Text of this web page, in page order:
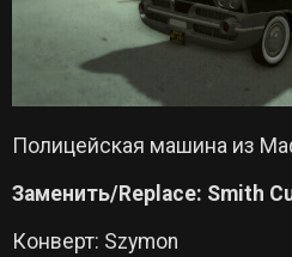
Полицейская машина из
Заменить/Replace: Smith
Конверт: Szymon